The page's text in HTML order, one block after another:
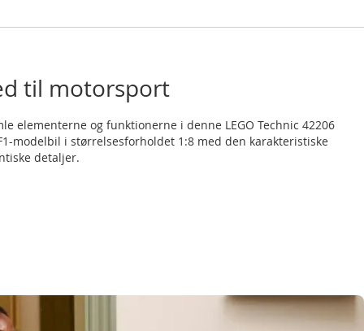
til motorsport
elementerne og funktionerne i denne LEGO Technic 42206
modelbil i størrelsesforholdet 1:8 med den karakteristiske
detaljer.